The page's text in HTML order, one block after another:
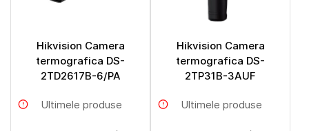
Hikvision Camera
termografica DS-
2TD2617B-6/PA
Ultimele produse
Hikvision Camera
termografica DS-
2TP31B-3AUF
Ultimele produse